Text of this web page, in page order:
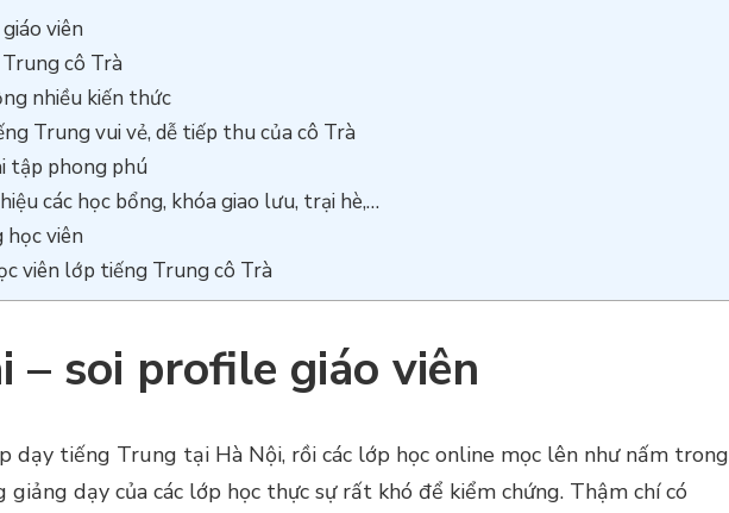
viên
cô Trà
nhiều kiến thức
Trung vui vẻ, dễ tiếp thu của cô Trà
tập phong phú
các học bổng, khóa giao lưu, trại hè,…
viên
viên lớp tiếng Trung cô Trà
– soi profile giáo viên
dạy tiếng Trung tại Hà Nội, rồi các lớp học online mọc lên như nấm trong
giảng dạy của các lớp học thực sự rất khó để kiểm chứng. Thậm chí có